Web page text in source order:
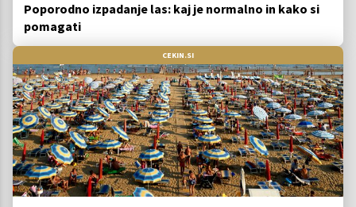
Poporodno izpadanje las: kaj je normalno in kako si
pomagati
CEKIN.SI